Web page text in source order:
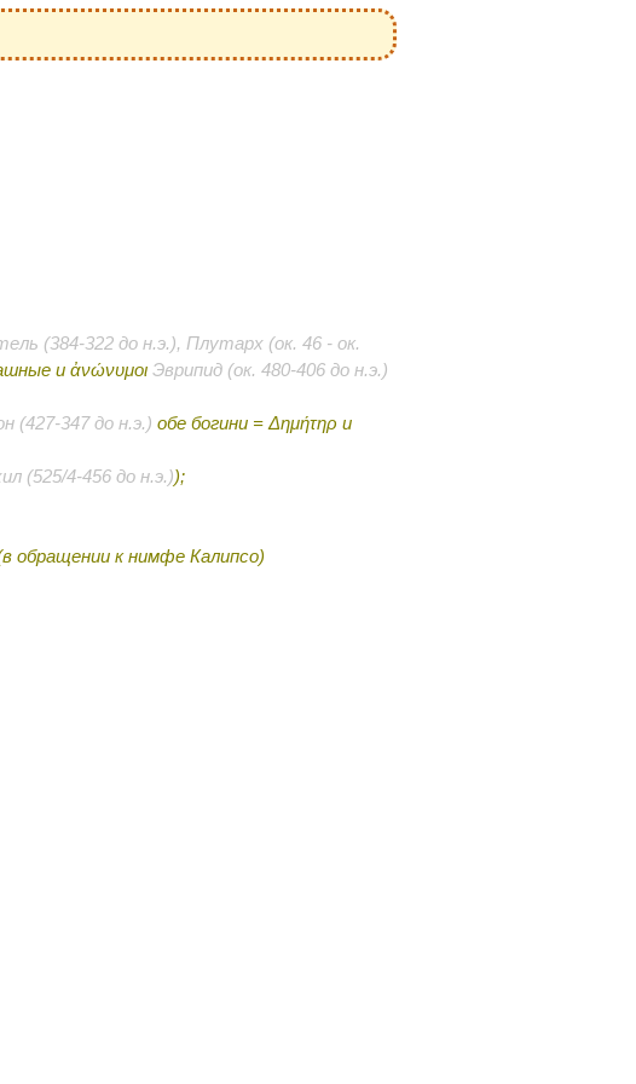
(384-322 до н.э.), Плутарх (ок. 46 - ок.
и ἀνώνυμοι Эврипид (ок. 480-406 до н.э.)
(427-347 до н.э.) обе богини = Δημήτηρ и
(525/4-456 до н.э.));
в обращении к нимфе Калипсо)